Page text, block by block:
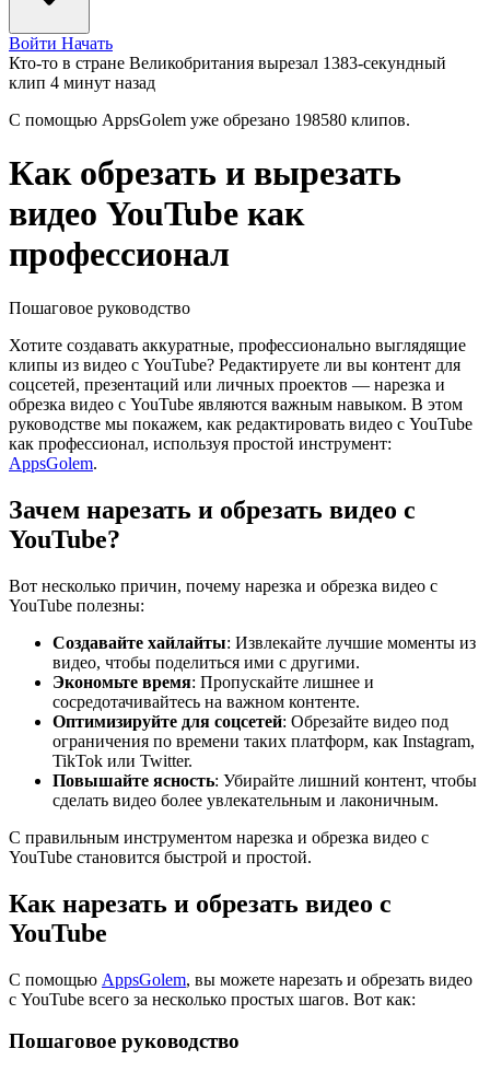
Войти Начать
Кто-то в стране Великобритания вырезал 1383-секундный
клип 4 минут назад
С помощью AppsGolem уже обрезано 198580 клипов.
Как обрезать и вырезать
видео YouTube как
профессионал
Пошаговое руководство
Хотите создавать аккуратные, профессионально выглядящие
клипы из видео с YouTube? Редактируете ли вы контент для
соцсетей, презентаций или личных проектов — нарезка и
обрезка видео с YouTube являются важным навыком. В этом
руководстве мы покажем, как редактировать видео с YouTube
как профессионал, используя простой инструмент:
AppsGolem.
Зачем нарезать и обрезать видео с
YouTube?
Вот несколько причин, почему нарезка и обрезка видео с
YouTube полезны:
Создавайте хайлайты: Извлекайте лучшие моменты из
видео, чтобы поделиться ими с другими.
Экономьте время: Пропускайте лишнее и
сосредотачивайтесь на важном контенте.
Оптимизируйте для соцсетей: Обрезайте видео под
ограничения по времени таких платформ, как Instagram,
TikTok или Twitter.
Повышайте ясность: Убирайте лишний контент, чтобы
сделать видео более увлекательным и лаконичным.
С правильным инструментом нарезка и обрезка видео с
YouTube становится быстрой и простой.
Как нарезать и обрезать видео с
YouTube
С помощью AppsGolem, вы можете нарезать и обрезать видео
с YouTube всего за несколько простых шагов. Вот как:
Пошаговое руководство